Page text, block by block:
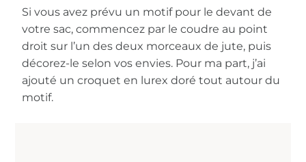
Si vous avez prévu un motif pour le devant de
votre sac, commencez par le coudre au point
droit sur l’un des deux morceaux de jute, puis
décorez-le selon vos envies. Pour ma part, j’ai
ajouté un croquet en lurex doré tout autour du
motif.